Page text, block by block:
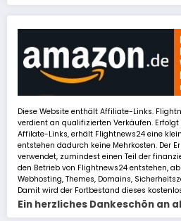
Diese Website enthält Affiliate-Links.
verdient an qualifizierten Verkäufen.
Affilate-Links, erhält Flightnews24 eine
entstehen dadurch keine Mehrkosten. Der
verwendet, zumindest einen Teil der
den Betrieb von Flightnews24 entstehen,
Webhosting, Themes, Domains,
Damit wird der Fortbestand dieses
Ein herzliches Dankeschön an